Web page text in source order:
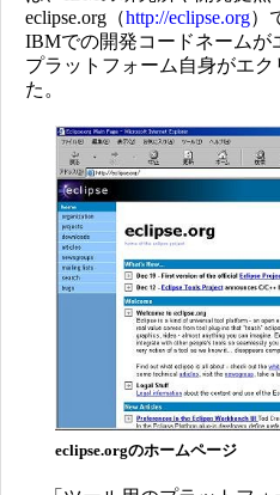
eclipse.org（http://eclipse.org）
IBMでの開発コードネームが
プラットフォーム自身がエ
た。
eclipse.orgのホームページ